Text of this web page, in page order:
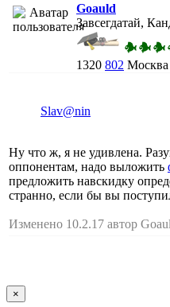
Goauld
Завсегдатай,
1320 802 Москва
Slav@nin
Ну что ж, я не удивлена.
оппонентам, надо выложить
предложить навскидку
странно, если бы вы
Изменено 10.2.17 автор
×